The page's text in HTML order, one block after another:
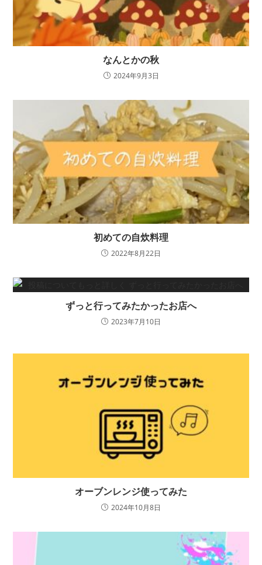
なんとかの秋
2024年9月3日
初めての自炊料理
2022年8月22日
ずっと行ってみたかったお店へ
2023年7月10日
オーブンレンジ使ってみた
2024年10月8日